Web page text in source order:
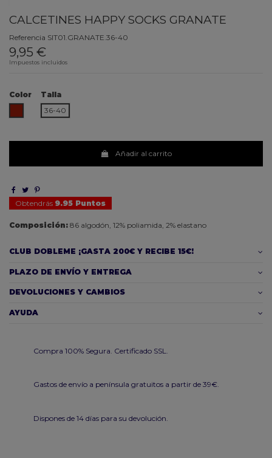
CALCETINES HAPPY SOCKS GRANATE
Referencia SIT01.GRANATE.36-40
9,95 €
Impuestos incluidos
Color
GRANATE
Talla
36-40
Añadir al carrito
Obtendrás 9.95 Puntos
Composición: 86 algodón, 12% poliamida, 2% elastano
CLUB DOBLEME ¡GASTA 200€ Y RECIBE 15€!
PLAZO DE ENVÍO Y ENTREGA
DEVOLUCIONES Y CAMBIOS
AYUDA
Compra 100% Segura. Certificado SSL.
Gastos de envío a península gratuitos a partir de 39€.
Dispones de 14 días para su devolución.